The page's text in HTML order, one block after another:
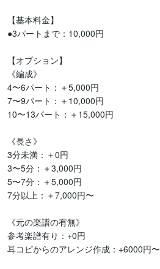
【基本料金】
●3パートまで：10,000円
【オプション】
《編成》
4〜6パート：＋5,000円
7〜9パート：＋10,000円
10〜13パート：＋15,000円
《長さ》
3分未満：＋0円
3〜5分：＋3,000円
5〜7分：＋5,000円
7分以上：＋7,000円〜
《元の楽譜の有無》
参考楽譜有り：+0円
耳コピからのアレンジ作成：+6000円〜